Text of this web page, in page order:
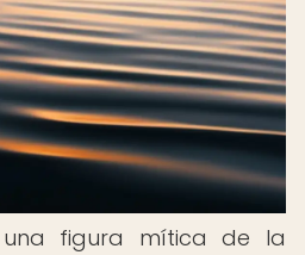
una figura mítica de la